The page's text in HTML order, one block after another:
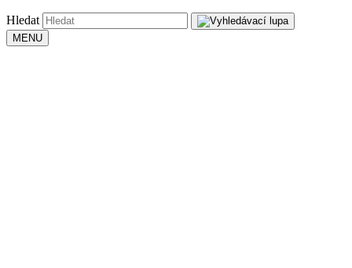
Hledat
MENU